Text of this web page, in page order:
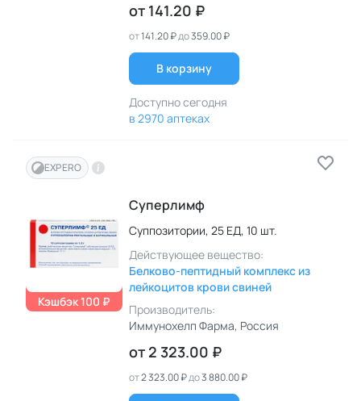
от 141.20 ₽
от141.20 ₽до359.00 ₽
В корзину
Доступно сегодня
в 2970 аптеках
EXPERO
Кэшбэк 100 ₽
Суперлимф
Суппозитории, 25 ЕД, 10 шт.
Действующее вещество:
Белково-пептидный комплекс из
лейкоцитов крови свиней
Производитель:
Иммунохелп Фарма, Россия
от 2 323.00 ₽
от2 323.00 ₽до3 880.00 ₽